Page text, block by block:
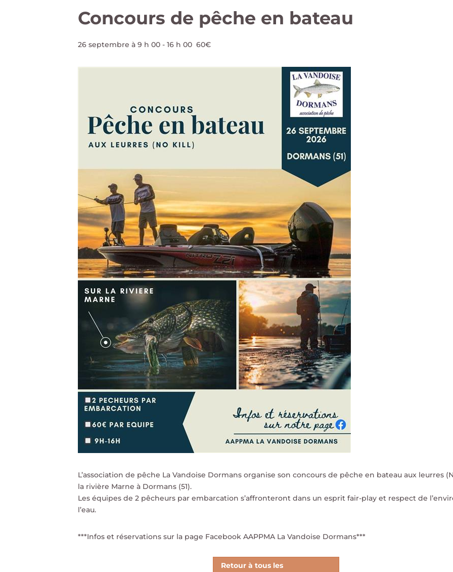
Concours de pêche en bateau
26 septembre à 9 h 00 -16 h 00 60€
L’association de pêche La Vandoise Dormans organise son concours de pêche en bateau aux leurres
la rivière Marne à Dormans (51).
Les équipes de 2 pêcheurs par embarcation s’affronteront dans un esprit fair-play et respect de
l’eau.
***Infos et réservations sur la page Facebook AAPPMA La Vandoise Dormans***
Retour à tous les